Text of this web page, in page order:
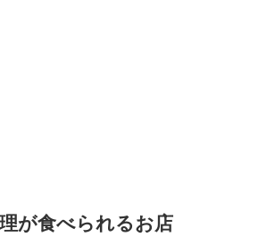
が食べられるお店